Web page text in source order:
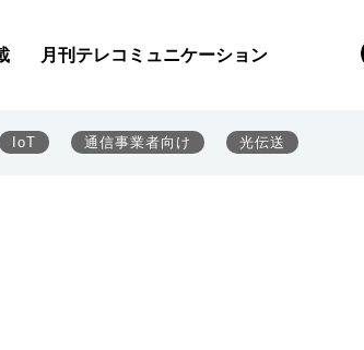
月刊テレコミュニケーション
IoT 通信事業者向け 光伝送